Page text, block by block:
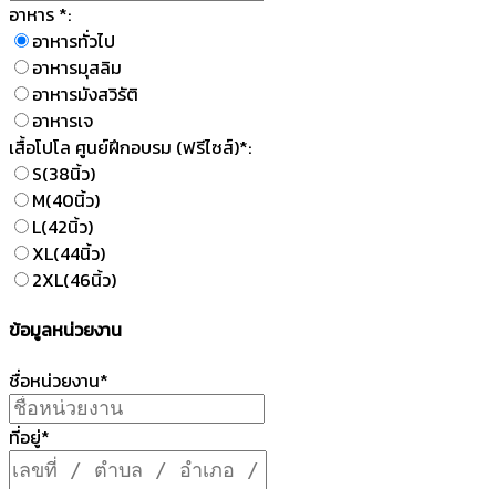
อาหาร *:
อาหารทั่วไป
อาหารมุสลิม
อาหารมังสวิรัติ
อาหารเจ
เสื้อโปโล ศูนย์ฝึกอบรม (ฟรีไซส์)*:
S(38นิ้ว)
M(40นิ้ว)
L(42นิ้ว)
XL(44นิ้ว)
2XL(46นิ้ว)
ข้อมูลหน่วยงาน
ชื่อหน่วยงาน*
ที่อยู่*